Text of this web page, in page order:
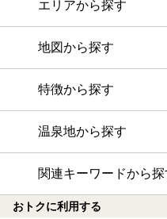
エリアから探す
地図から探す
特徴から探す
温泉地から探す
関連キーワードから探
おトクに利用する